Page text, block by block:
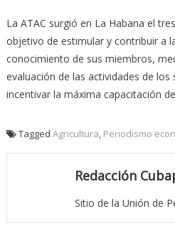
La ATAC surgió en La Habana el
objetivo de estimular y contribuir a
conocimiento de sus miembros,
evaluación de las actividades de los
incentivar la máxima capacitación
Tagged Agricultura, Periodismo
Redacción
Sitio de la Unión de